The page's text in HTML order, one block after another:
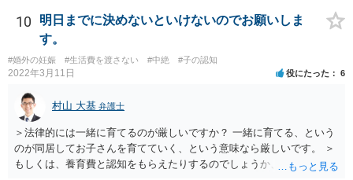
10
明日までに決めないといけないのでお願いしま
す。
#婚外の妊娠 #生活費を渡さない #中絶 #子の認知
2022年3月11日 役にたった 6
村山 大基 弁護士
＞法律的には一緒に育てるのが厳しいですか？ 一緒に育てる、という
のが同居してお子さんを育てていく、という意味なら厳しいです。 ＞
もしくは、養育費と認知をもらえたりするのでしょうか、 相手が認知